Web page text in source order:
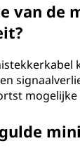
van de